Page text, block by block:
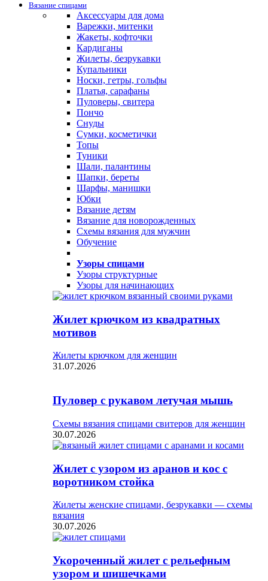
Вязание спицами
Аксессуары для дома
Варежки, митенки
Жакеты, кофточки
Кардиганы
Жилеты, безрукавки
Купальники
Носки, гетры, гольфы
Платья, сарафаны
Пуловеры, свитера
Пончо
Снуды
Сумки, косметички
Топы
Туники
Шали, палантины
Шапки, береты
Шарфы, манишки
Юбки
Вязание детям
Вязание для новорожденных
Схемы вязания для мужчин
Обучение
Узоры спицами
Узоры структурные
Узоры для начинающих
Жилет крючком из квадратных
мотивов
Жилеты крючком для женщин
31.07.2026
Пуловер с рукавом летучая мышь
Схемы вязания спицами свитеров для женщин
30.07.2026
Жилет с узором из аранов и кос с
воротником стойка
Жилеты женские спицами, безрукавки — схемы
вязания
30.07.2026
Укороченный жилет с рельефным
узором и шишечками